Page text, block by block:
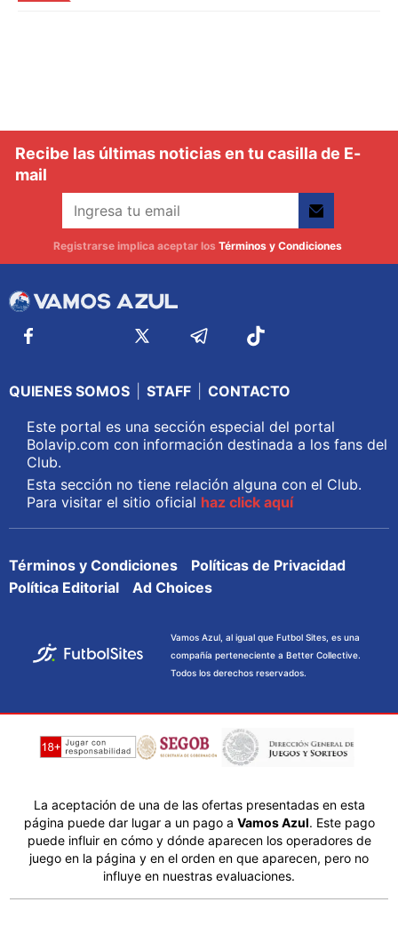
Recibe las últimas noticias en tu casilla de E-
mail
Registrarse implica aceptar los Términos y Condiciones
QUIENES SOMOS STAFF
CONTACTO
Este portal es una sección especial del portal
Bolavip.com con información destinada a los fans del
Club.
Esta sección no tiene relación alguna con el Club.
Para visitar el sitio oficial haz click aquí
Términos y Condiciones
Políticas de Privacidad
Política Editorial
Ad Choices
Vamos Azul, al igual que Futbol Sites, es una
compañía perteneciente a Better Collective.
Todos los derechos reservados.
La aceptación de una de las ofertas presentadas en esta
página puede dar lugar a un pago a Vamos Azul. Este pago
puede influir en cómo y dónde aparecen los operadores de
juego en la página y en el orden en que aparecen, pero no
influye en nuestras evaluaciones.